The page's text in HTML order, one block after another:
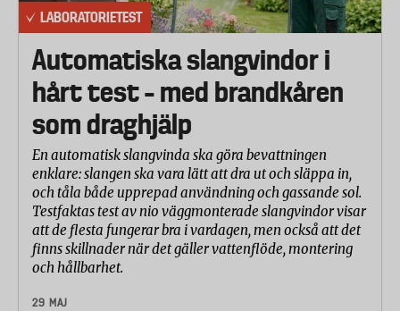
LABORATORIETEST
Automatiska slangvindor i
hårt test – med brandkåren
som draghjälp
En automatisk slangvinda ska göra bevattningen
enklare: slangen ska vara lätt att dra ut och släppa in,
och tåla både upprepad användning och gassande sol.
Testfaktas test av nio väggmonterade slangvindor visar
att de flesta fungerar bra i vardagen, men också att det
finns skillnader när det gäller vattenflöde, montering
och hållbarhet.
29 MAJ